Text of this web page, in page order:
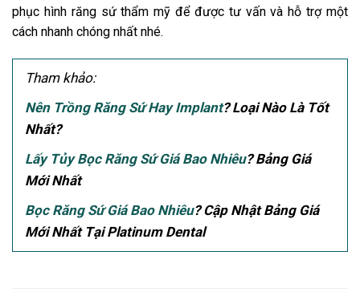
phục hình răng sứ thẩm mỹ để được tư vấn và hỗ trợ một
cách nhanh chóng nhất nhé.
Tham khảo:
Nên Trồng Răng Sứ Hay Implant? Loại Nào Là Tốt
Nhất?
Lấy Tủy Bọc Răng Sứ Giá Bao Nhiêu? Bảng Giá
Mới Nhất
Bọc Răng Sứ Giá Bao Nhiêu? Cập Nhật Bảng Giá
Mới Nhất Tại Platinum Dental